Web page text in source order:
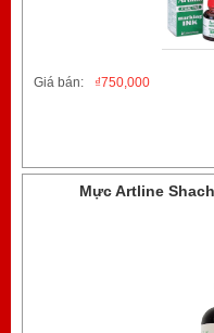
Giá bán: 750,000
₫
Mực Artline